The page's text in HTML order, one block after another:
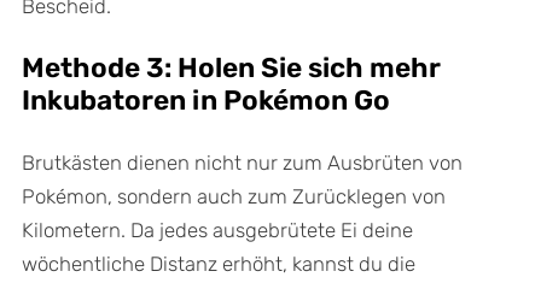
Bescheid.
Methode 3: Holen Sie sich mehr
Inkubatoren in Pokémon Go
Brutkästen dienen nicht nur zum Ausbrüten von
Pokémon, sondern auch zum Zurücklegen von
Kilometern. Da jedes ausgebrütete Ei deine
wöchentliche Distanz erhöht, kannst du die